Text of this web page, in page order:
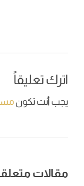
اترك تعليقاً
يجب أنت تكون
مقالات